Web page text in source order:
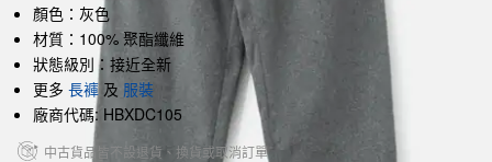
顏色：灰色
材質：100% 聚酯纖維
狀態級別：接近全新
更多 長褲 及 服裝
廠商代碼: HBXDC105
中古貨品皆不設退貨、換貨或取消訂單